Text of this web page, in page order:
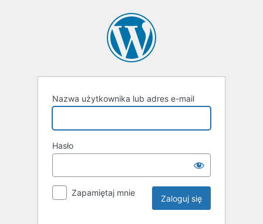
Nazwa użytkownika lub adres e-mail
Hasło
Zapamiętaj mnie